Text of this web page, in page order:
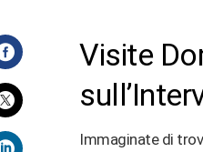
Facebook
Twitter
Visite
Immaginate di